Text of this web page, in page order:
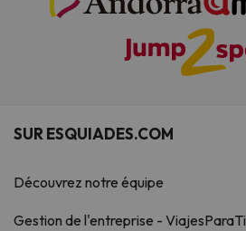
SUR ESQUIADES.COM
Découvrez notre équipe
Gestion de l'entreprise - ViajesParaTi